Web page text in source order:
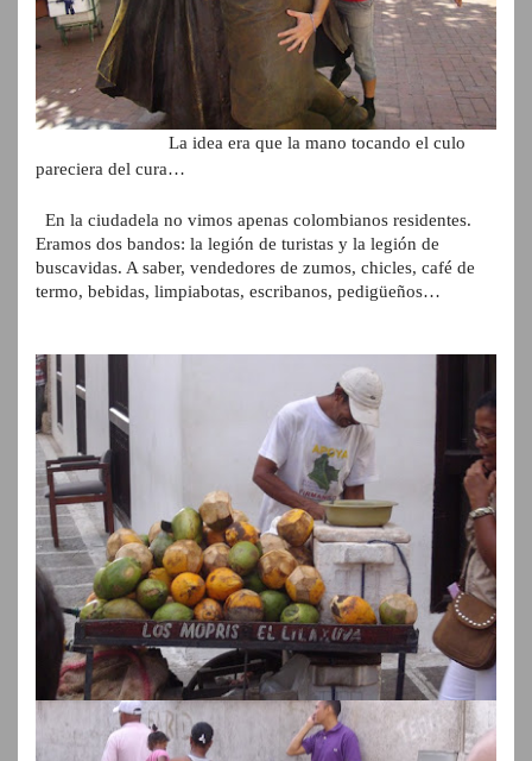
La idea era que la mano tocando el culo
pareciera del cura…
En la ciudadela no vimos apenas colombianos residentes.
Eramos dos bandos: la legión de turistas y la legión de
buscavidas. A saber, vendedores de zumos, chicles, café de
termo, bebidas, limpiabotas, escribanos, pedigüeños…